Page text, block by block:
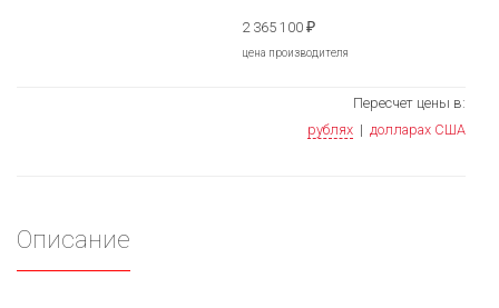
2 365 100 ₽
цена производителя
Пересчет цены в:
рублях | долларах США
Описание